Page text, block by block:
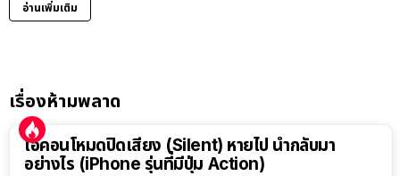
อ่านเพิ่มเติม
เรื่องห้ามพลาด
ไอคอนโหมดปิดเสียง (Silent) หายไป นำกลับมา
อย่างไร (iPhone รุ่นที่มีปุ่ม Action)